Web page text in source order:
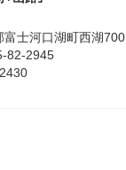
富士河口湖町西湖700
82-2945